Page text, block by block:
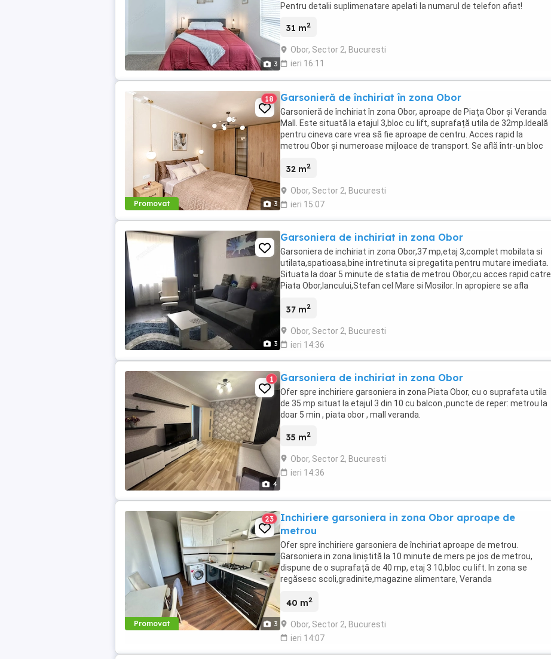
3
Pentru detalii suplimenatare apelati la numarul de telefon afiat!
31 m2
Obor, Sector 2, Bucuresti
ieri 16:11
Promovat 3
18 Garsonieră de închiriat în zona Obor
Garsonieră de închiriat în zona Obor, aproape de Piața Obor și Veranda
Mall. Este situată la etajul 3,bloc cu lift, suprafață utila de 32mp.Ideală
pentru cineva care vrea să fie aproape de centru. Acces rapid la
metrou Obor și numeroase mijloace de transport. Se află într-un bloc
32 m2
Obor, Sector 2, Bucuresti
ieri 15:07
3
Garsoniera de inchiriat in zona Obor
Garsoniera de inchiriat in zona Obor,37 mp,etaj 3,complet mobilata si
utilata,spatioasa,bine intretinuta si pregatita pentru mutare imediata.
Situata la doar 5 minute de statia de metrou Obor,cu acces rapid catre
Piata Obor,Iancului,Stefan cel Mare si Mosilor. In apropiere se afla
37 m2
Obor, Sector 2, Bucuresti
ieri 14:36
4
1 Garsoniera de inchiriat in zona Obor
Ofer spre inchiriere garsoniera in zona Piata Obor, cu o suprafata utila
de 35 mp situat la etajul 3 din 10 cu balcon ,puncte de reper: metrou la
doar 5 min , piata obor , mall veranda.
35 m2
Obor, Sector 2, Bucuresti
ieri 14:36
Promovat 3
23
Inchiriere garsoniera in zona Obor aproape de
metrou
Ofer spre închiriere garsoniera de închiriat aproape de metrou.
Garsoniera in zona liniștită la 10 minute de mers pe jos de metrou,
dispune de o suprafață de 40 mp, etaj 3 10,bloc cu lift. In zona se
regăsesc scoli,gradinite,magazine alimentare, Veranda
40 m2
Obor, Sector 2, Bucuresti
ieri 14:07